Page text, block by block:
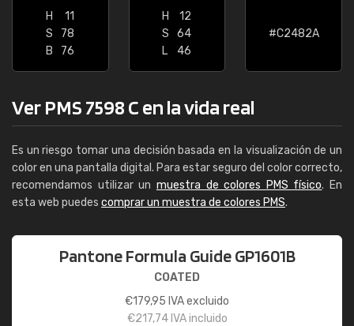
H
11
S
78
B
76
H
12
S
64
L
46
#C2482A
Ver PMS 7598 C en la vida real
Es un riesgo tomar una decisión basada en la visualización de un
color en una pantalla digital. Para estar seguro del color correcto,
recomendamos utilizar un muestra de colores PMS físico. En
esta web puedes comprar un muestra de colores PMS.
Pantone Formula Guide GP1601B
COATED
€179,95 IVA excluido
€217,74IVA incluido